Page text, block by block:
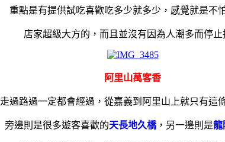
重點是有提供試吃喜歡吃多少就多少，感覺就是不
店家超級大方的，而且並沒有因為人潮多而停止
阿里山萬客香
走過路過一定都會經過，從嘉義到阿里山上就只有這
旁邊則是很多遊客喜歡的天長地久橋，另一邊則是龍